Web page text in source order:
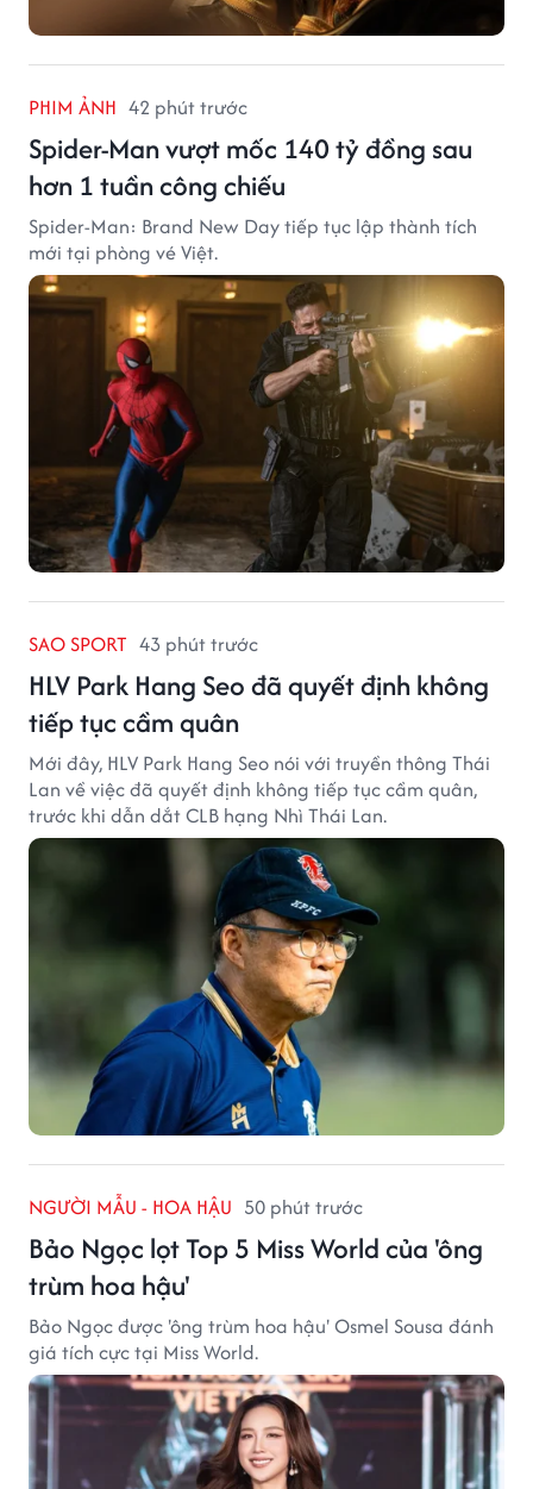
PHIM ẢNH 42 phút trước
Spider-Man vượt mốc 140 tỷ đồng sau
hơn 1 tuần công chiếu
Spider-Man: Brand New Day tiếp tục lập thành tích
mới tại phòng vé Việt.
SAO SPORT 43 phút trước
HLV Park Hang Seo đã quyết định không
tiếp tục cầm quân
Mới đây, HLV Park Hang Seo nói với truyền thông Thái
Lan về việc đã quyết định không tiếp tục cầm quân,
trước khi dẫn dắt CLB hạng Nhì Thái Lan.
NGƯỜI MẪU - HOA HẬU 50 phút trước
Bảo Ngọc lọt Top 5 Miss World của 'ông
trùm hoa hậu'
Bảo Ngọc được 'ông trùm hoa hậu' Osmel Sousa đánh
giá tích cực tại Miss World.